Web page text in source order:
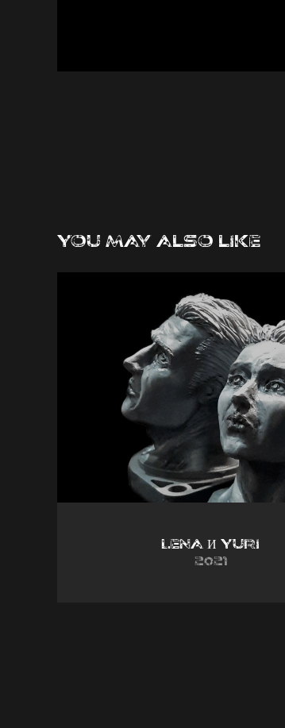
You may also like
Lena И Yuri
2021